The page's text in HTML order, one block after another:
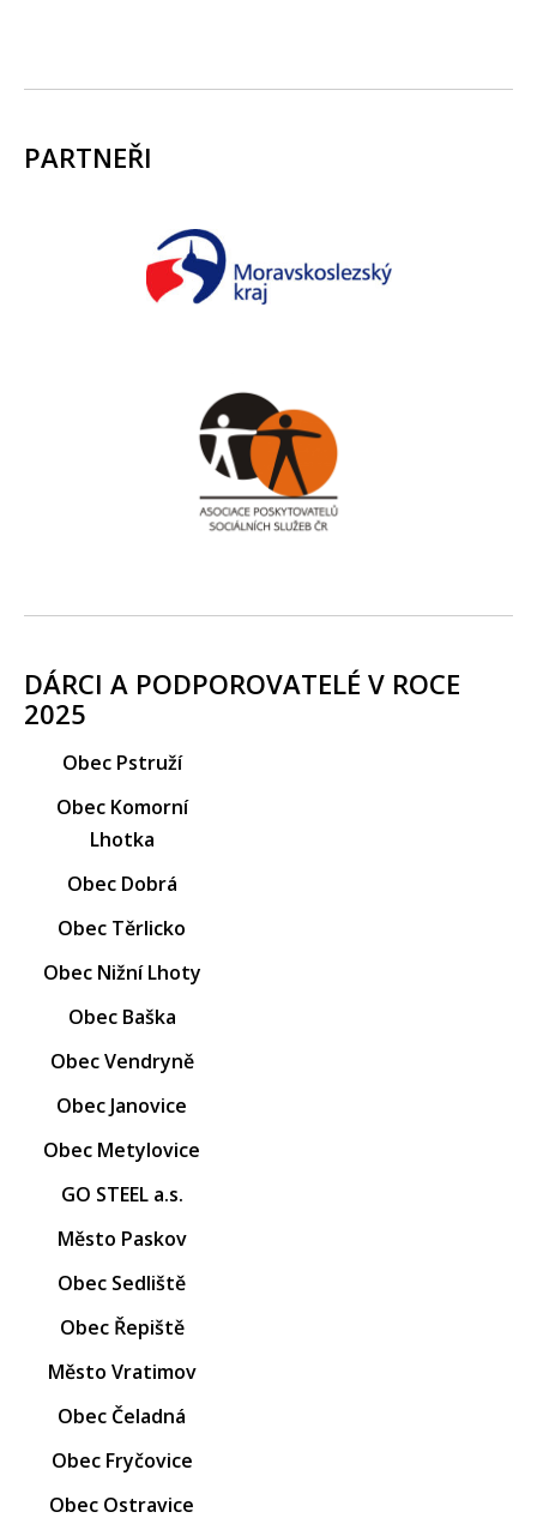
PARTNEŘI
DÁRCI A PODPOROVATELÉ V ROCE
2025
Obec Pstruží
Obec Komorní
Lhotka
Obec Dobrá
Obec Těrlicko
Obec Nižní Lhoty
Obec Baška
Obec Vendryně
Obec Janovice
Obec Metylovice
GO STEEL a.s.
Město Paskov
Obec Sedliště
Obec Řepiště
Město Vratimov
Obec Čeladná
Obec Fryčovice
Obec Ostravice